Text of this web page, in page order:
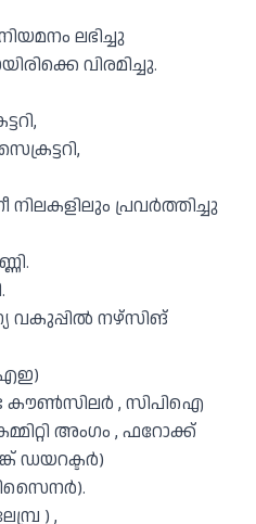
ലഭിച്ചു
വിരമിച്ചു.
നിലകളിലും പ്രവർത്തിച്ചു
വകുപ്പിൽ നഴ്സിങ്
കൗൺസിലർ , സിപിഐ
അംഗം , ഫറോക്ക്
ഡയറക്ടർ)
) ,